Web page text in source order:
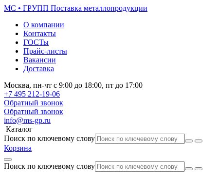
МС • ГРУПП Поставка металлопродукции
О компании
Контакты
ГОСТы
Прайс-листы
Вакансии
Доставка
Москва, пн-чт с 9:00 до 18:00, пт до 17:00
+7 495 212-19-06
Обратный звонок
Обратный звонок
info@ms-gp.ru
Каталог
Поиск по ключевому слову
Корзина
Поиск по ключевому слову